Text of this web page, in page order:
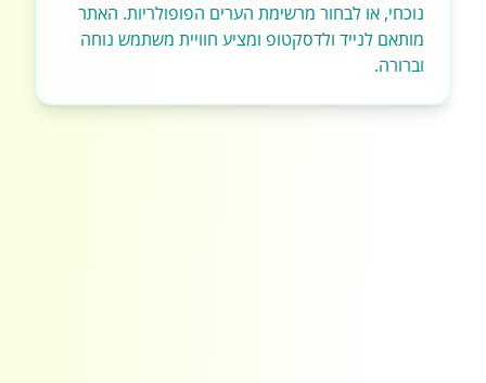
נוכחי, או לבחור מרשימת הערים הפופולריות. האתר
מותאם לנייד ולדסקטופ ומציע חוויית משתמש נוחה
וברורה.